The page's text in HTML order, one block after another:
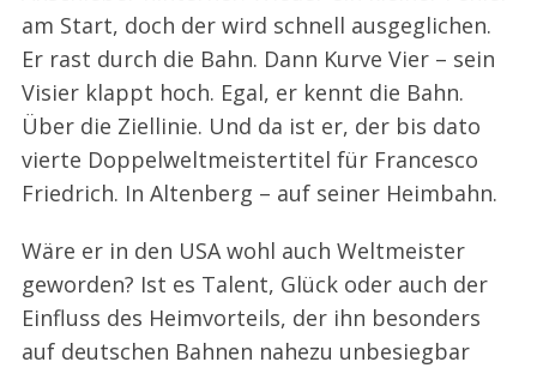
am Start, doch der wird schnell ausgeglichen.
Er rast durch die Bahn. Dann Kurve Vier – sein
Visier klappt hoch. Egal, er kennt die Bahn.
Über die Ziellinie. Und da ist er, der bis dato
vierte Doppelweltmeistertitel für Francesco
Friedrich. In Altenberg – auf seiner Heimbahn.
Wäre er in den USA wohl auch Weltmeister
geworden? Ist es Talent, Glück oder auch der
Einfluss des Heimvorteils, der ihn besonders
auf deutschen Bahnen nahezu unbesiegbar